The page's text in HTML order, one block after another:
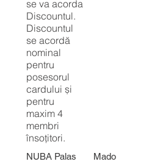
se va acorda
Discountul.
Discountul
se acordă
nominal
pentru
posesorul
cardului și
pentru
maxim 4
membri
însoțitori.
NUBA Palas Mado